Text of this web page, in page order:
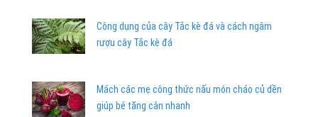
Công dụng của cây Tắc kè đá và cách ngâm
rượu cây Tắc kè đá
Mách các mẹ công thức nấu món cháo củ dền
giúp bé tăng cân nhanh